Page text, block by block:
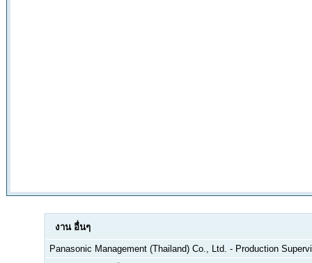
งาน อื่นๆ
Panasonic Management (Thailand) Co., Ltd. - Production